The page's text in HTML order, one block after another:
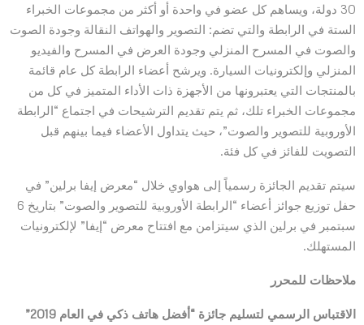
30 دولة، ويساهم كل عضو في واحدة أو أكثر من مجموعات الخبراء
الستة في الرابطة والتي تضم: التصوير والهواتف النقالة وجودة الصوت
والصوت في المسرح المنزلي وجودة العرض في المسرح والفيديو
المنزلي وإلكترونيات السيارة. ويرشح أعضاء الرابطة كل عام قائمة
بالمنتجات التي يعتبرونها من الأجهزة ذات الأداء المتميز في كل من
مجموعات الخبراء تلك، ثم يتم تقديم الترشيحات في اجتماع “الرابطة
الأوروبية للتصوير والصوت”، حيث يتداول الأعضاء فيما بينهم قبل
التصويت للفائز في كل فئة.
سيتم تقديم الجائزة رسمياً إلى هواوي خلال “معرض إيفا برلين” في
حفل توزيع جوائز أعضاء “الرابطة الأوروبية للتصوير والصوت” بتاريخ 6
سبتمبر في برلين الذي سيتزامن مع افتتاح معرض “إيفا” لإلكترونيات
المستهلك.
ملاحظات للمحرر
الاقتباس الرسمي لتسليم جائزة “أفضل هاتف ذكي في العام 2019”